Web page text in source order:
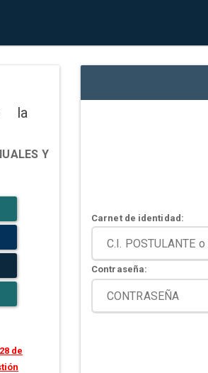
la
Y
28 de
Carnet de identidad:
Contraseña: